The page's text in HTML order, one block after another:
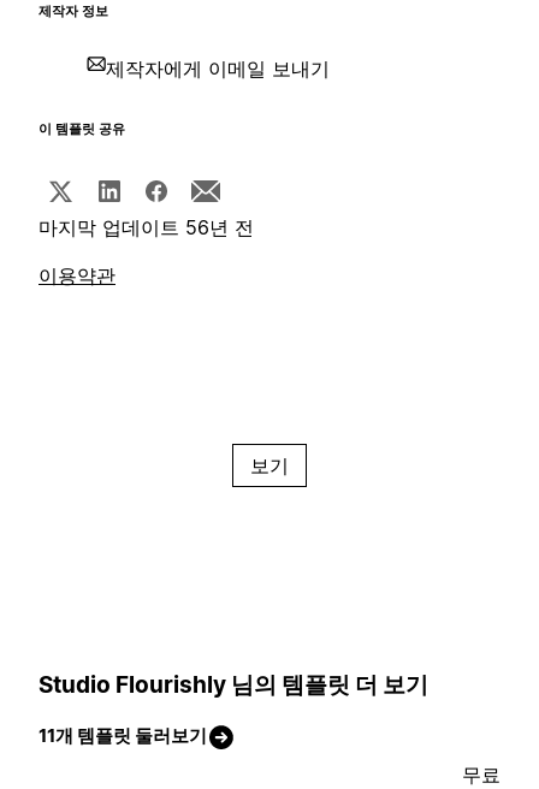
제작자 정보
제작자에게 이메일 보내기
이 템플릿 공유
마지막 업데이트 56년 전
이용약관
보기
Studio Flourishly 님의 템플릿 더 보기
11개 템플릿 둘러보기
무료